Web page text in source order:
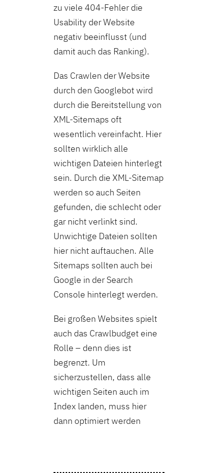
zu viele 404-Fehler die
Usability der Website
negativ beeinflusst (und
damit auch das Ranking).
Das Crawlen der Website
durch den Googlebot wird
durch die Bereitstellung von
XML-Sitemaps oft
wesentlich vereinfacht. Hier
sollten wirklich alle
wichtigen Dateien hinterlegt
sein. Durch die XML-Sitemap
werden so auch Seiten
gefunden, die schlecht oder
gar nicht verlinkt sind.
Unwichtige Dateien sollten
hier nicht auftauchen. Alle
Sitemaps sollten auch bei
Google in der Search
Console hinterlegt werden.
Bei großen Websites spielt
auch das Crawlbudget eine
Rolle – denn dies ist
begrenzt. Um
sicherzustellen, dass alle
wichtigen Seiten auch im
Index landen, muss hier
dann optimiert werden